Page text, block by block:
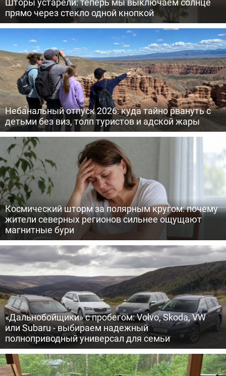
прямо через стекло одной кнопкой
Небанальный отпуск 2026: куда тайно рвануть с
детьми без виз, толп туристов и адской жары
Космический шторм за полярным кругом: почему
жители северных регионов сильнее ощущают
магнитные бури
«Дальнобойщики» с пробегом: Volvo, Skoda, VW
или Subaru - выбираем надежный
полноприводный универсал для семьи